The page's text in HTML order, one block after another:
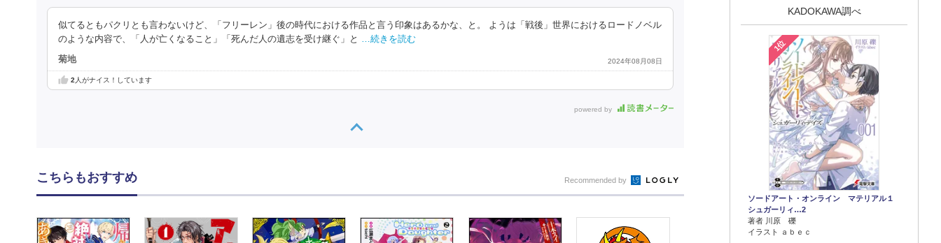
似てるともパクリとも言わないけど、「フリーレン」後の時代における作品と言う印象はあるかな、と。 ようは「戦後」世界におけるロードノベル
のような内容で、「人が亡くなること」「死んだ人の遺志を受け継ぐ」と
…続きを読む
菊地 2024年08月08日
2人がナイス！しています
powered by
KADOKAWA調べ
1位
ソードアート・オンライン マテリアル１
シュガーリィ…2
著者 川原 礫
イラスト ａｂｅｃ
こちらもおすすめ Recommended by